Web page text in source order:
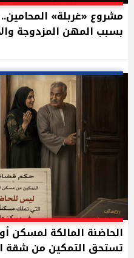
بسبب المهن المزدوجة
الحاضنة المالكة لمسكن
تستحق التمكين من شقة